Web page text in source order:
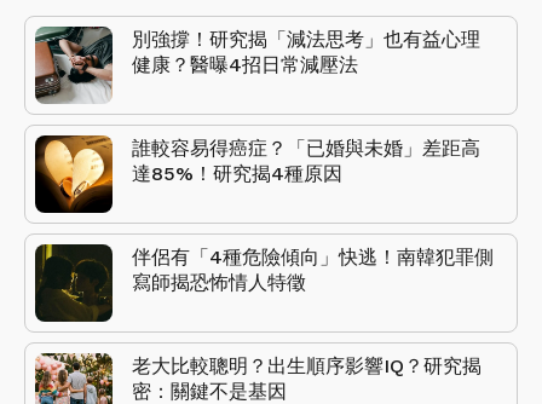
別強撐！研究揭「減法思考」也有益心理
健康？醫曝4招日常減壓法
誰較容易得癌症？「已婚與未婚」差距高
達85%！研究揭4種原因
伴侶有「4種危險傾向」快逃！南韓犯罪側
寫師揭恐怖情人特徵
老大比較聰明？出生順序影響IQ？研究揭
密：關鍵不是基因